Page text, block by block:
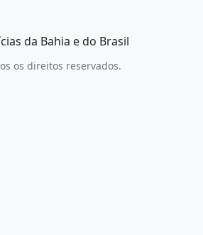
da Bahia e do Brasil
os direitos reservados.